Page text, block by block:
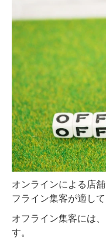
オンラインによる店
フライン集客が適し
オフライン集客には
す。